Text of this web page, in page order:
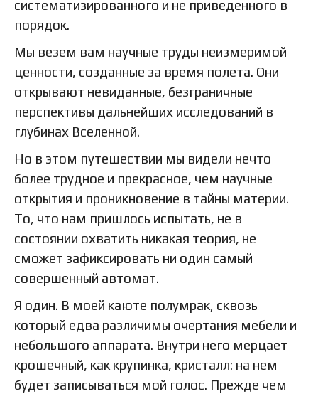
систематизированного и не приведенного в
порядок.
Мы везем вам научные труды неизмеримой
ценности, созданные за время полета. Они
открывают невиданные, безграничные
перспективы дальнейших исследований в
глубинах Вселенной.
Но в этом путешествии мы видели нечто
более трудное и прекрасное, чем научные
открытия и проникновение в тайны материи.
То, что нам пришлось испытать, не в
состоянии охватить никакая теория, не
сможет зафиксировать ни один самый
совершенный автомат.
Я один. В моей каюте полумрак, сквозь
который едва различимы очертания мебели и
небольшого аппарата. Внутри него мерцает
крошечный, как крупинка, кристалл: на нем
будет записываться мой голос. Прежде чем